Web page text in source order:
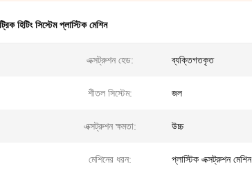
হিটিং সিস্টেম প্লাস্টিক মেশিন
এক্সট্রুশন হেড: ব্যক্তিগতকৃত
শীতল সিস্টেম: জল
এক্সট্রুশন ক্ষমতা: উচ্চ
মেশিনের ধরন: প্লাস্টিক এক্সট্রুশন মেশিন